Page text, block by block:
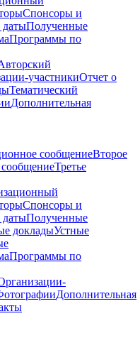
Спонсоры и
Полученные
Программы по
участникиОтчет о
Тематический
Дополнительная
сообщениеВторое
Третье
Спонсоры и
Полученные
докладыУстные
Программы по
Дополнительная